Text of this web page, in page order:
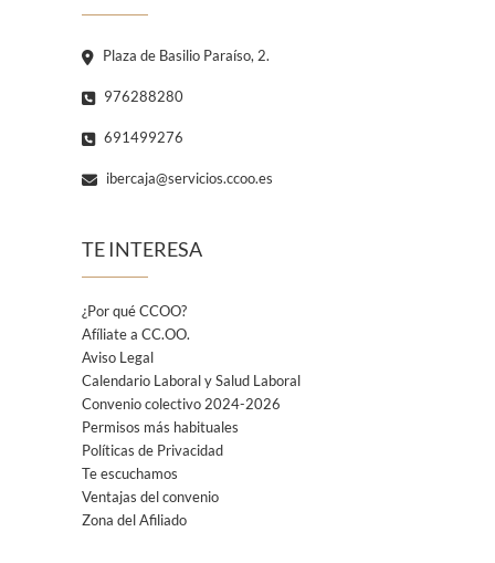
Plaza de Basilio Paraíso, 2.
976288280
691499276
ibercaja@servicios.ccoo.es
TE INTERESA
¿Por qué CCOO?
Afíliate a CC.OO.
Aviso Legal
Calendario Laboral y Salud Laboral
Convenio colectivo 2024-2026
Permisos más habituales
Políticas de Privacidad
Te escuchamos
Ventajas del convenio
Zona del Afiliado